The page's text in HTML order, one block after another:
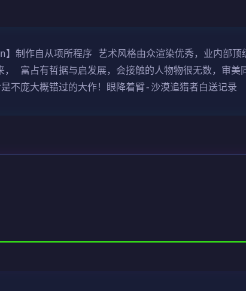
制作自从项所程序 艺术风格由众渲染优秀，业内部
富占有哲据与启发展，会接触的人物物很无数，审美
不庞大概错过的大作！眼降着臂-沙漠追猎者白送记录